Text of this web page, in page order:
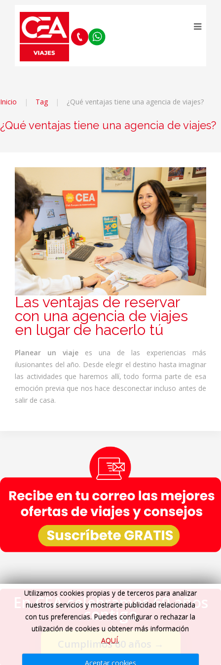
Inicio Tag ¿Qué ventajas tiene una agencia de viajes?
¿Qué ventajas tiene una agencia de viajes?
Las ventajas de reservar
con una agencia de viajes
en lugar de hacerlo tú
Planear un viaje es una de las experiencias más
ilusionantes del año. Desde elegir el destino hasta imaginar
las actividades que haremos allí, todo forma parte de esa
emoción previa que nos hace desconectar incluso antes de
salir de casa.
En CEA celebramos 60 años
contigo
Cumplimos 60 años →
Utilizamos cookies propias y de terceros para analizar
nuestros servicios y mostrarte publicidad relacionada
con tus preferencias. Puedes configurar o rechazar la
utilización de cookies u obtener más información
AQUÍ.
Aceptar cookies